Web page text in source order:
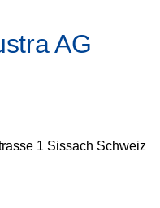
AG
1 Sissach Schweiz